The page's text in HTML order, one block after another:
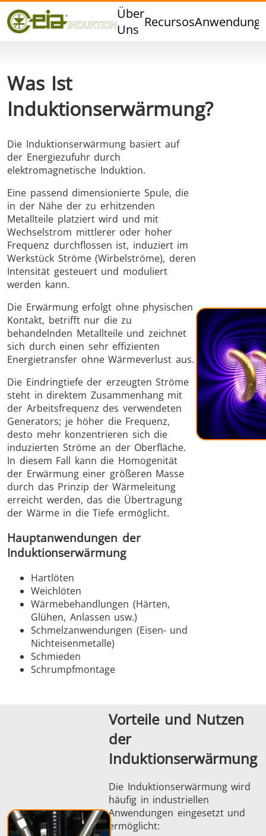
Über
Uns Recursos
Qualität
Veranstaltungen
Hartlöten Weichlöten
Aluminumlöten Verschlussversiegelung
Schrumpfverbindung
Generator mit
Controller
Generatoren
Serie SH Heizkopf
Automotive Befestigung
Halbleiter
Was Ist
Induktionserwärmung?
Die Induktionserwärmung basiert auf
der Energiezufuhr durch
elektromagnetische Induktion.
Eine passend dimensionierte Spule, die
in der Nähe der zu erhitzenden
Metallteile platziert wird und mit
Wechselstrom mittlerer oder hoher
Frequenz durchflossen ist, induziert im
Werkstück Ströme (Wirbelströme), deren
Intensität gesteuert und moduliert
werden kann.
Die Erwärmung erfolgt ohne physischen
Kontakt, betrifft nur die zu
behandelnden Metallteile und zeichnet
sich durch einen sehr effizienten
Energietransfer ohne Wärmeverlust aus.
Die Eindringtiefe der erzeugten Ströme
steht in direktem Zusammenhang mit
der Arbeitsfrequenz des verwendeten
Generators; je höher die Frequenz,
desto mehr konzentrieren sich die
induzierten Ströme an der Oberfläche.
In diesem Fall kann die Homogenität
der Erwärmung einer größeren Masse
durch das Prinzip der Wärmeleitung
erreicht werden, das die Übertragung
der Wärme in die Tiefe ermöglicht.
Hauptanwendungen der
Induktionserwärmung
Hartlöten
Weichlöten
Wärmebehandlungen (Härten,
Glühen, Anlassen usw.)
Schmelzanwendungen (Eisen- und
Nichteisenmetalle)
Schmieden
Schrumpfmontage
Vorteile und Nutzen
der
Induktionserwärmung
Die Induktionserwärmung wird
häufig in industriellen
Anwendungen eingesetzt und
ermöglicht: